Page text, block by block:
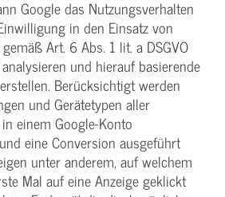
Google das Nutzungsverhalten
in den Einsatz von
Art. 6 Abs. 1 lit. a DSGVO
und hierauf basierende
Berücksichtigt werden
und Gerätetypen aller
einem Google-Konto
eine Conversion ausgeführt
unter anderem, auf welchem
Mal auf eine Anzeige geklickt